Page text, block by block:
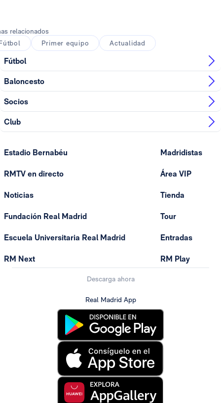
relacionados
Primer equipo Actualidad
Fútbol
Baloncesto
Socios
Club
Estadio Bernabéu
RMTV en directo
Noticias
Fundación Real Madrid
Escuela Universitaria Real Madrid
RM Next
Madridistas
Área VIP
Tienda
Tour
Entradas
RM Play
Descarga ahora
Real Madrid App